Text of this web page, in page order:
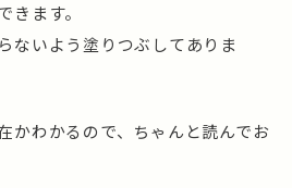
きます。
ないよう塗りつぶしてありま
かわかるので、ちゃんと読んでお